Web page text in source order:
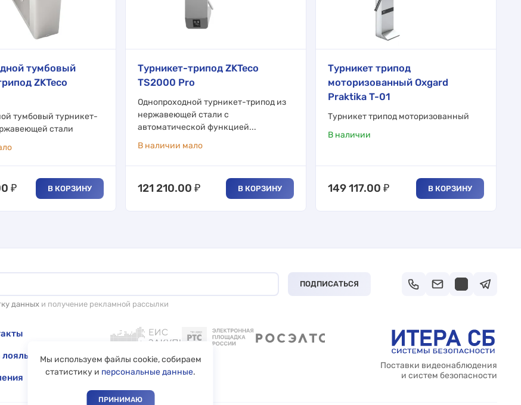
тумбовый
ZKTeco
тумбовый турникет-
стали
₽ В КОРЗИНУ
Турникет-трипод ZKTeco
TS2000 Pro
Однопроходной турникет-трипод из
нержавеющей стали с
автоматической функцией...
В наличии мало
121 210.00 ₽ В КОРЗИНУ
Турникет трипод
моторизованный Oxgard
Praktika T-01
Турникет трипод моторизованный
В наличии
149 117.00 ₽ В КОРЗИНУ
ПОДПИСАТЬСЯ
данных и получение рекламной рассылки
Поставки видеонаблюдения
и систем безопасности
Мы используем файлы cookie, собираем
статистику и персональные данные.
ПРИНИМАЮ